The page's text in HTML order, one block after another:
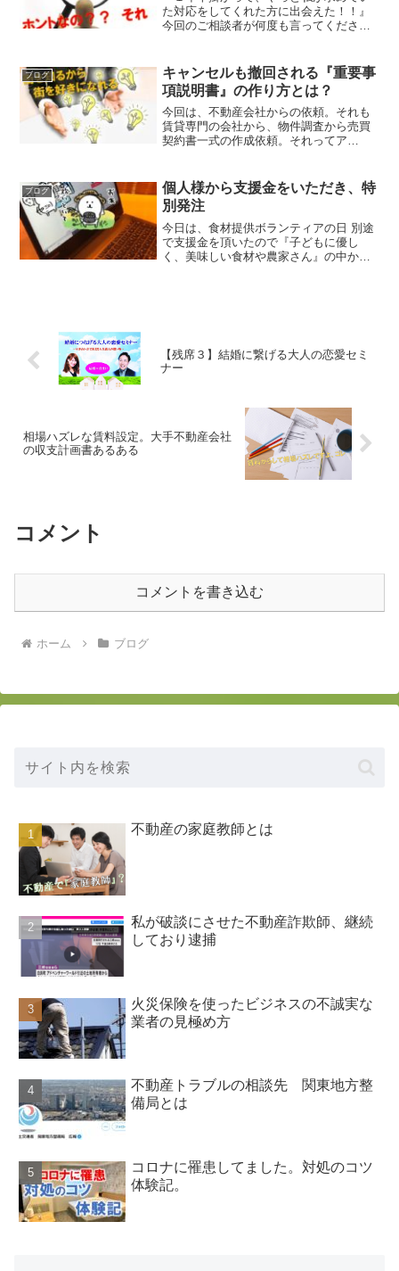
た対応をしてくれた方に出会えた！！』
今回のご相談者が何度も言ってください
ンサルタントの嶌田（しまだ）です。ア
イディア出しが仕事ご相談...
ブログ
キャンセルも撤回される『重要事
項説明書』の作り方とは？
今回は、不動産会社からの依頼。それも
賃貸専門の会社から、物件調査から売買
契約書一式の作成依頼。それってア
請けるの？？そうお思いになりました
か？３０代で知っておきたい『不...
ブログ
個人様から支援金をいただき、特
別発注
今日は、食材提供ボランティアの日 別途
で支援金を頂いたので『子どもに優し
く、美味しい食材や農家さん』の中から
【残席３】結婚に繋げる大人の恋愛セミ
ナー
相場ハズレな賃料設定。大手不動産会社
の収支計画書あるある
コメント
コメントを書き込む
ホーム ブログ
不動産の家庭教師とは
私が破談にさせた不動産詐欺師、継続
しており逮捕
火災保険を使ったビジネスの不誠実な
業者の見極め方
不動産トラブルの相談先 関東地方整
備局とは
コロナに罹患してました。対処のコツ
体験記。